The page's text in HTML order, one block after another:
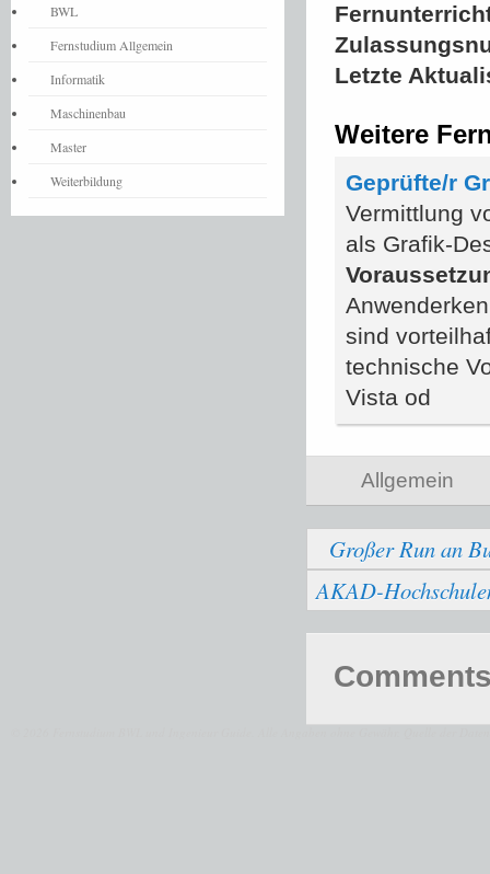
Letzte
Weitere
Geprüfte/r
Vermittlung
als Grafik-
sind
technische
Vista od
Allgemein
Großer Run an
AKAD-
BWL
Fernstudium Allgemein
Informatik
Maschinenbau
Master
Weiterbildung